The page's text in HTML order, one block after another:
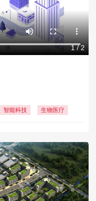
1/2
智能科技 生物医疗